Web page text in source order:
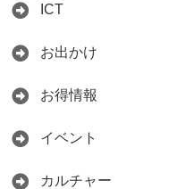
ICT
お出かけ
お得情報
イベント
カルチャー